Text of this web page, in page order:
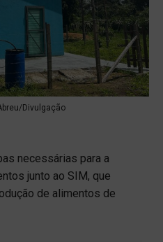
Divulgação
necessárias para a
junto ao SIM, que
de alimentos de